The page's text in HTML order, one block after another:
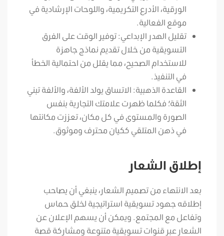
الورقية، الأدرع التكريمية، واللوحات الإرشادية في
موقع الفعالية.
تقليل الهدر الإبداعي: توفير الوقت على الفرق
التسويقية من خلال تقديم نماذج جاهزة
للاستخدام الصحيح، مما يقلل من احتمالية الخطأ
في التنفيذ.
القاعدة الذهبية: الاتساق يولد الألفة، والألفة تبني
الثقة؛ فكلما ظهرت علامتك التجارية بنفس
الصورة والمستوى في كل مكان، تعززت مكانتها
في ذهن المتلقي ككيان محترف وموثوق.
إطلاق الشعار
بعد الانتهاء من تصميم الشعار، ينبغي أن يصاحب
إطلاقه جهود تسويقية استراتيجية لخلق حماس
وتفاعل مع المجتمع. ويمكن أن يسهم الإعلان عن
الشعار عبر قنوات تسويقية متنوعة ومشاركة قصة